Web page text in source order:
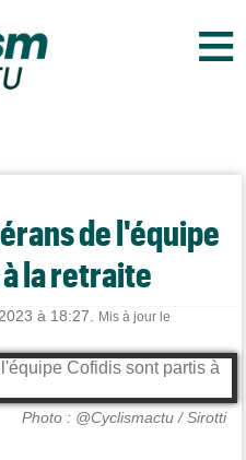
≡
de l'équipe
la retraite
à 18:27.
Mis à jour le
Photo : @Cyclismactu / Sirotti